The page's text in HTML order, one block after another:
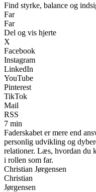
Find styrke, balance og
Far
Far
Del og vis hjerte
X
Facebook
Instagram
LinkedIn
YouTube
Pinterest
TikTok
Mail
RSS
7 min
Faderskabet er mere end
personlig udvikling og
relationer. Læs, hvordan du
i rollen som far.
Christian Jørgensen
Christian
Jørgensen